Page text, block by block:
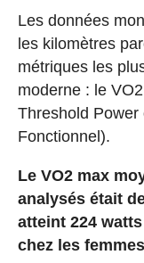
Les données
les kilomètres
métriques les
moderne : le
Threshold Power
Fonctionnel).
Le VO2 max
analysés était
atteint 224
chez les